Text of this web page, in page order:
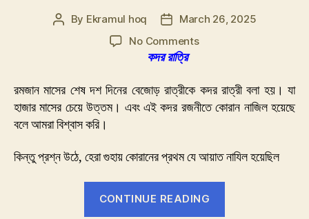
Post
By Ekramul hoq
PostMarch 26, 2025
No Commentson
কদর রাত্রি
রমজান মাসের শেষ দশ দিনের বেজোড় রাত্রীকে কদর রাত্রী বলা হয়। যা
হাজার মাসের চেয়ে উত্তম। এবং এই কদর রজনীতে কোরান নাজিল হয়েছে
বলে আমরা বিশ্বাস করি।
কিন্তু প্রশ্ন উঠে, হেরা গুহায় কোরানের প্রথম যে আয়াত নাযিল হয়েছিল
CONTINUE READING